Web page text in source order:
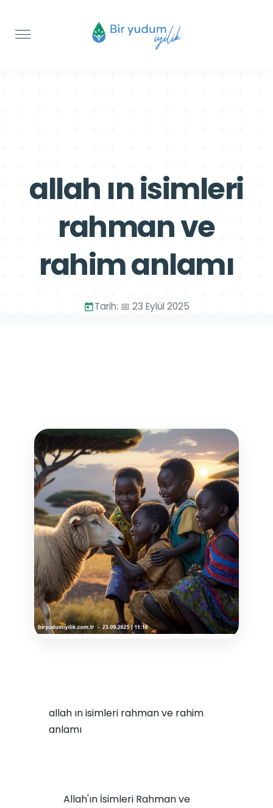
allah ın isimleri
rahman ve
rahim anlamı
Tarih: 📅 23 Eylül 2025
allah ın isimleri rahman ve rahim
anlamı
Allah'ın İsimleri Rahman ve